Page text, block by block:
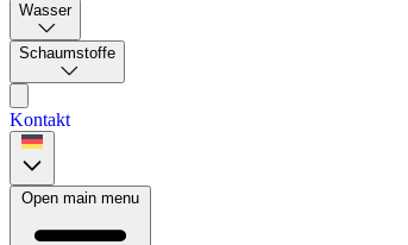
Wasser
Schaumstoffe
Kontakt
Open main menu